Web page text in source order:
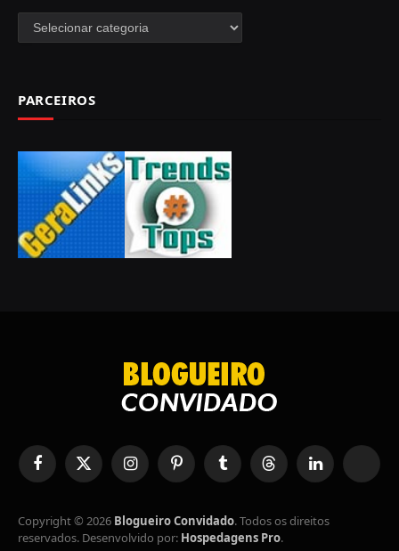
Categorias
PARCEIROS
FacebookX
(Twitter)
InstagramPinterestTumblr Tópicos LinkedIn RSS
Copyright © 2026 Blogueiro Convidado. Todos os direitos
reservados. Desenvolvido por: Hospedagens Pro.